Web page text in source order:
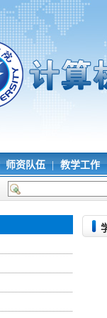
师资队伍 | 教学工作